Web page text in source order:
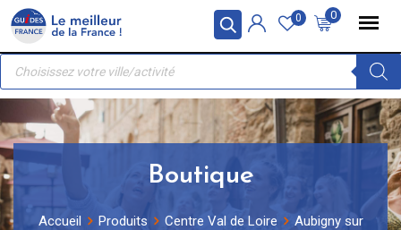
Panneau de gestion des cookies
Skip
content
0
0
Recherche
produits
Boutique
Accueil Produits Centre Val de Loire
Aubigny sur